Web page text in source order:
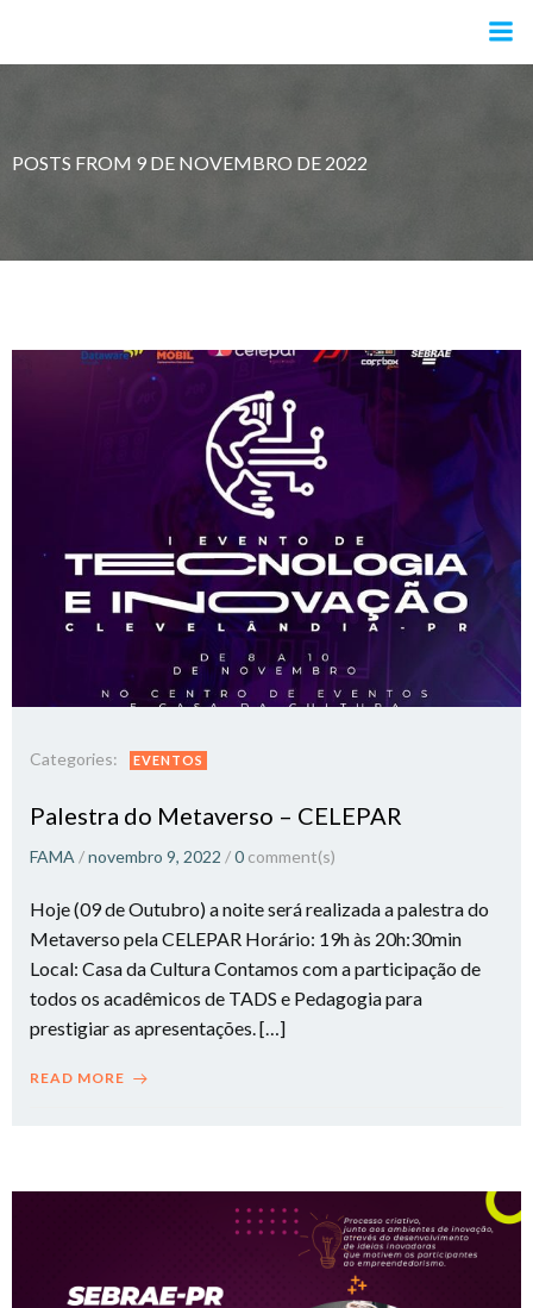
o
POSTS FROM 9 DE NOVEMBRO DE 2022
Categories: EVENTOS
Palestra do Metaverso – CELEPAR
FAMA /novembro 9, 2022 /0 comment(s)
Hoje (09 de Outubro) a noite será realizada a palestra do
Metaverso pela CELEPAR Horário: 19h às 20h:30min
Local: Casa da Cultura Contamos com a participação de
todos os acadêmicos de TADS e Pedagogia para
prestigiar as apresentações. […]
READ MORE